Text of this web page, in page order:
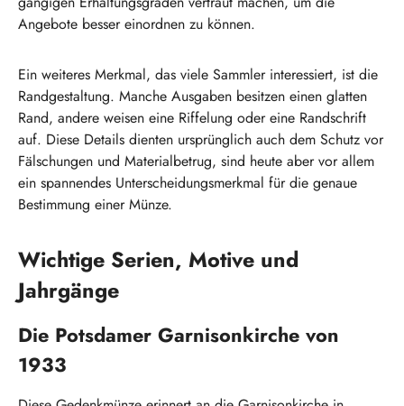
Angebote besser einordnen zu können.
Ein weiteres Merkmal, das viele Sammler interessiert, ist die
Randgestaltung. Manche Ausgaben besitzen einen glatten
Rand, andere weisen eine Riffelung oder eine Randschrift
auf. Diese Details dienten ursprünglich auch dem Schutz vor
Fälschungen und Materialbetrug, sind heute aber vor allem
ein spannendes Unterscheidungsmerkmal für die genaue
Bestimmung einer Münze.
Wichtige Serien, Motive und
Jahrgänge
Die Potsdamer Garnisonkirche von
1933